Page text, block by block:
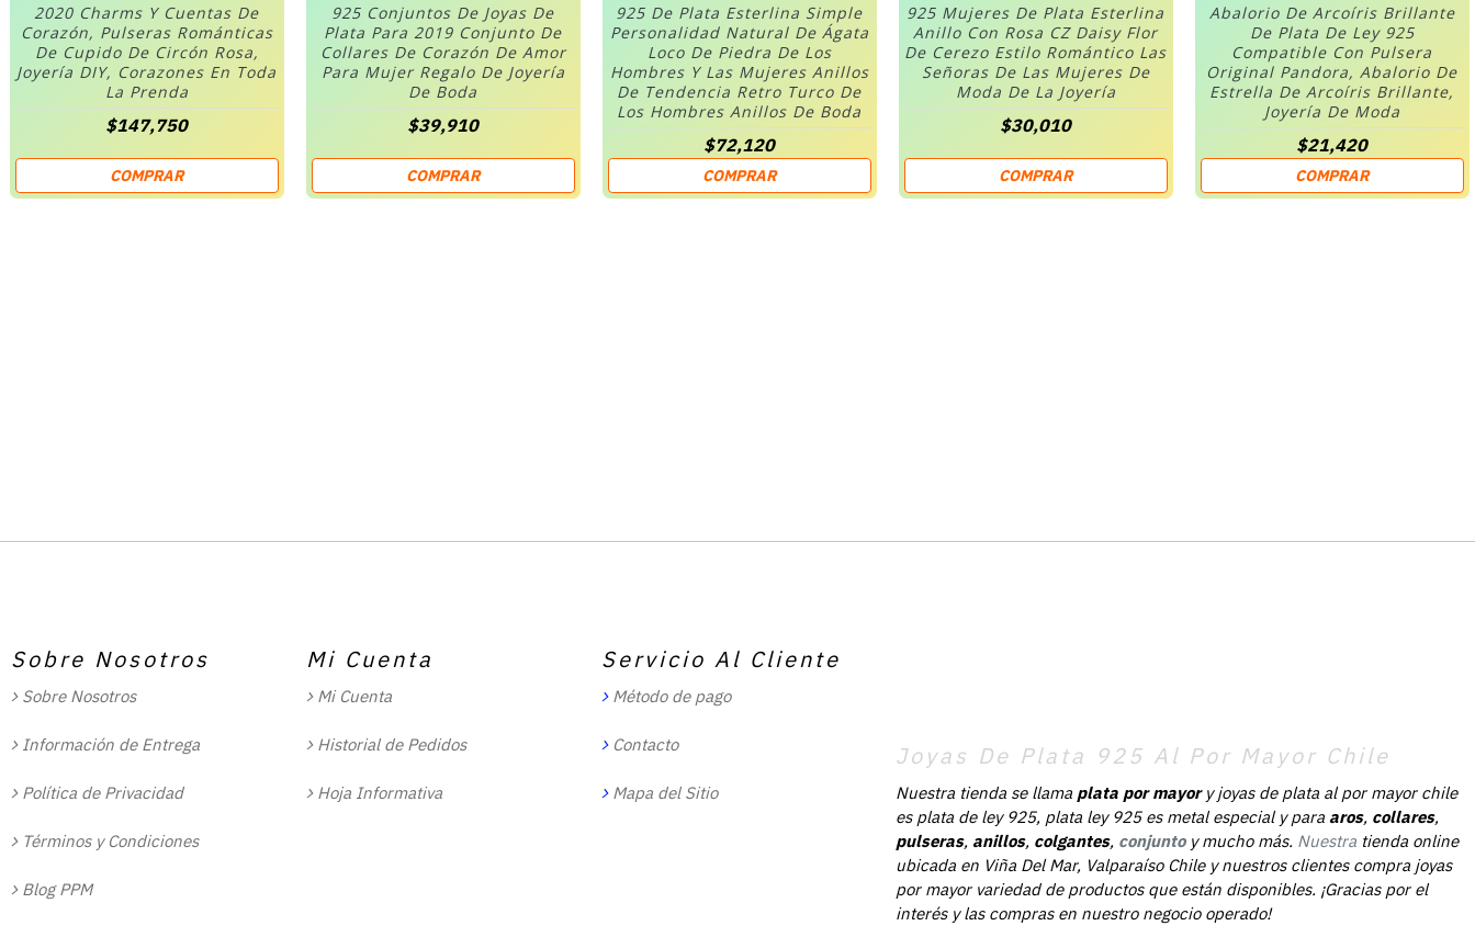
2020 Charms Y Cuentas De
Corazón, Pulseras Románticas
De Cupido De Circón Rosa,
Joyería DIY, Corazones En Toda
La Prenda
$147,750
COMPRAR
925 Conjuntos De Joyas De
Plata Para 2019 Conjunto De
Collares De Corazón De Amor
Para Mujer Regalo De Joyería
De Boda
$39,910
COMPRAR
925 De Plata Esterlina Simple
Personalidad Natural De Ágata
Loco De Piedra De Los
Hombres Y Las Mujeres Anillos
De Tendencia Retro Turco De
Los Hombres Anillos De Boda
$72,120
COMPRAR
925 Mujeres De Plata Esterlina
Anillo Con Rosa CZ Daisy Flor
De Cerezo Estilo Romántico Las
Señoras De Las Mujeres De
Moda De La Joyería
$30,010
COMPRAR
Abalorio De Arcoíris Brillante
De Plata De Ley 925
Compatible Con Pulsera
Original Pandora, Abalorio De
Estrella De Arcoíris Brillante,
Joyería De Moda
$21,420
COMPRAR
Sobre Nosotros
Sobre Nosotros
Información de Entrega
Política de Privacidad
Términos y Condiciones
Blog PPM
Mi Cuenta
Mi Cuenta
Historial de Pedidos
Hoja Informativa
Servicio Al Cliente
Método de pago
Contacto
Mapa del Sitio
Joyas De Plata 925 Al Por Mayor Chile
Nuestra tienda se llama plata por mayory joyas de plata al por mayor chile
es plata de ley 925, plata ley 925 es metal especial y para aros, collares,
pulseras, anillos, colgantes, conjunto y mucho más. Nuestra tienda online
ubicada en Viña Del Mar, Valparaíso Chile y nuestros clientes compra joyas
por mayor variedad de productos que están disponibles. ¡Gracias por el
interés y las compras en nuestro negocio operado!